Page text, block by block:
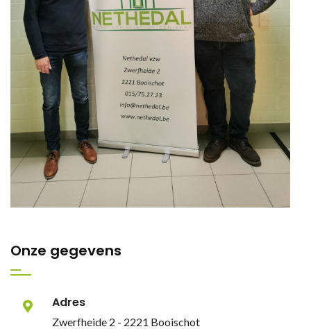
Onze gegevens
Adres
Zwerfheide 2 - 2221 Booischot